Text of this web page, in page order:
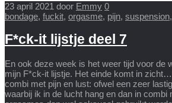
23 april 2021 door Emmy 0
bondage, fuckit, orgasme, pijn, suspension,
F*ck-it lijstje deel 7
En ook deze week is het weer tijd voor de
mijn F*ck-it lijstje. Het einde komt in
combi met pijn en lust: ofwel een zeer
waarbij ik in de lucht hang en dan in combi